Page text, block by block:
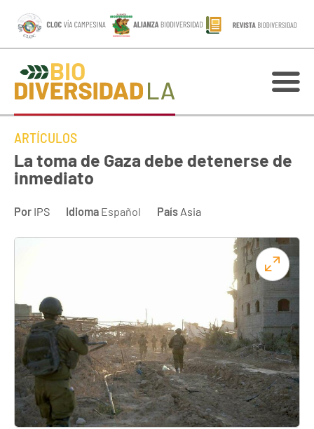
ARTÍCULOS
La toma de Gaza debe detenerse de
inmediato
Por IPS Idioma Español País Asia